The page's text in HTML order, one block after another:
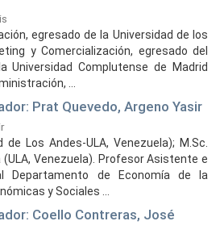
egresado de la Universidad de los
y Comercialización, egresado del
Universidad Complutense de Madrid
...
Prat Quevedo, Argeno Yasir
de Los Andes-ULA, Venezuela); M.Sc.
Venezuela). Profesor Asistente e
Departamento de Economía de la
y Sociales ...
Coello Contreras, José